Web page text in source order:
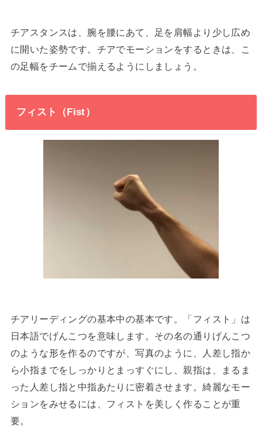
チアスタンスは、腕を腰にあて、足を肩幅より少し広め
に開いた姿勢です。チアでモーションをするときは、こ
の足幅をチームで揃えるようにしましょう。
フィスト（Fist）
チアリーディングの基本中の基本です。「フィスト」は
日本語でげんこつを意味します。その名の通りげんこつ
のような形を作るのですが、写真のように、人差し指か
ら小指までをしっかりとまっすぐにし、親指は、まるま
った人差し指と中指あたりに密着させます。綺麗なモー
ションをみせるには、フィストを美しく作ることが重
要。